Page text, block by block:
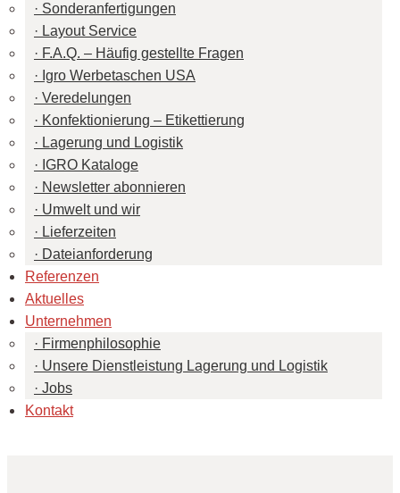
Sonderanfertigungen
Layout Service
F.A.Q. – Häufig gestellte Fragen
Igro Werbetaschen USA
Veredelungen
Konfektionierung – Etikettierung
Lagerung und Logistik
IGRO Kataloge
Newsletter abonnieren
Umwelt und wir
Lieferzeiten
Dateianforderung
Referenzen
Aktuelles
Unternehmen
Firmenphilosophie
Unsere Dienstleistung Lagerung und Logistik
Jobs
Kontakt